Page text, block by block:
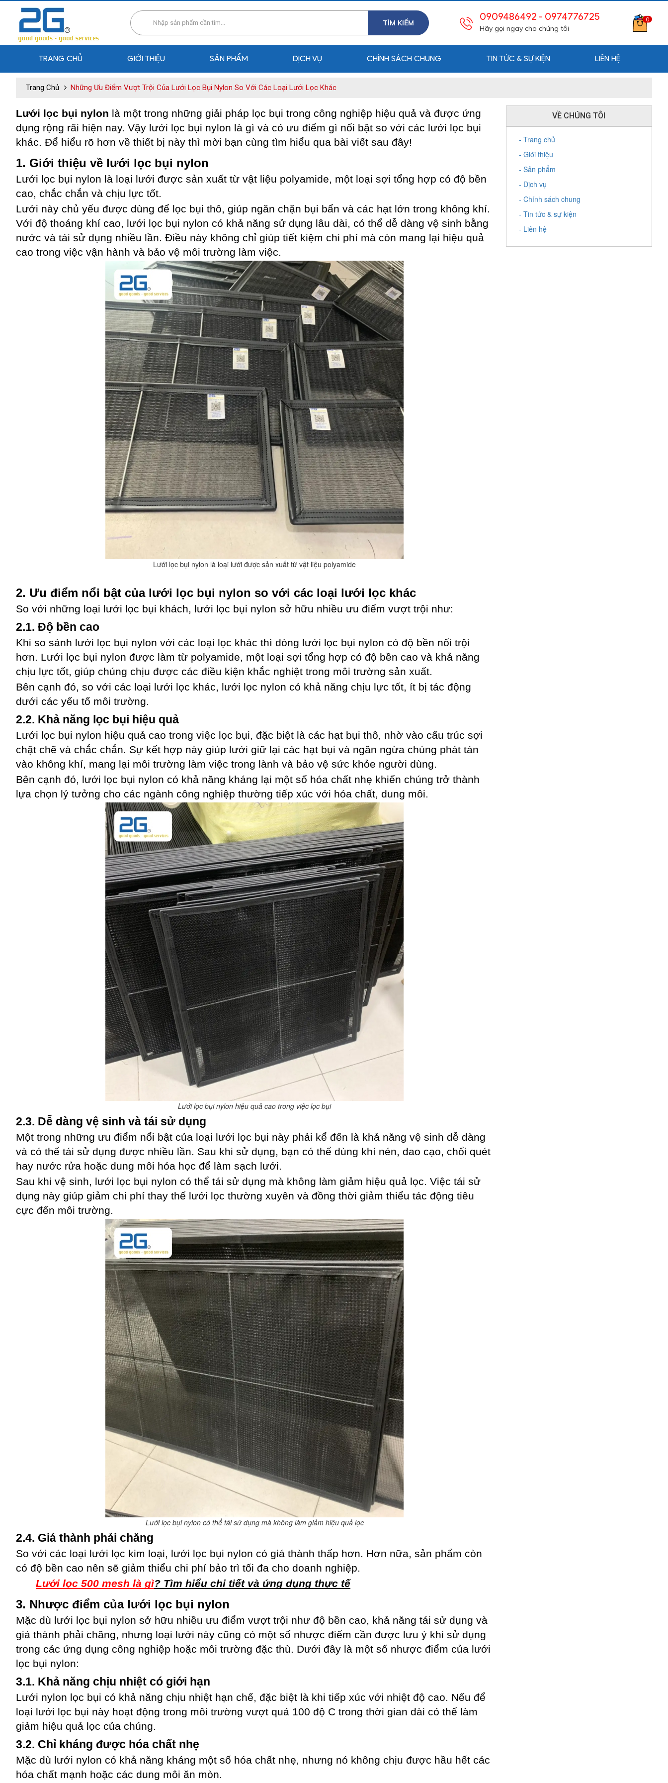
TÌM KIẾM
0909486492 - 0974776725
Hãy gọi ngay cho chúng tôi
0
TRANG CHỦ GIỚI THIỆU SẢN PHẨM DỊCH VỤ CHÍNH SÁCH CHUNG TIN TỨC & SỰ KIỆN LIÊN HỆ
Trang Chủ Những Ưu Điểm Vượt Trội Của Lưới Lọc Bụi Nylon So Với Các Loại Lưới Lọc Khác
Lưới lọc bụi nylon là một trong những giải pháp lọc bụi trong công nghiệp hiệu quả và được ứng
dụng rộng rãi hiện nay. Vậy lưới lọc bụi nylon là gì và có ưu điểm gì nổi bật so với các lưới lọc bụi
khác. Để hiểu rõ hơn về thiết bị này thì mời bạn cùng tìm hiểu qua bài viết sau đây!
1. Giới thiệu về lưới lọc bụi nylon
Lưới lọc bụi nylon là loại lưới được sản xuất từ vật liệu polyamide, một loại sợi tổng hợp có độ bền
cao, chắc chắn và chịu lực tốt.
Lưới này chủ yếu được dùng để lọc bụi thô, giúp ngăn chặn bụi bẩn và các hạt lớn trong không khí.
Với độ thoáng khí cao, lưới lọc bụi nylon có khả năng sử dụng lâu dài, có thể dễ dàng vệ sinh bằng
nước và tái sử dụng nhiều lần. Điều này không chỉ giúp tiết kiệm chi phí mà còn mang lại hiệu quả
cao trong việc vận hành và bảo vệ môi trường làm việc.
Lưới lọc bụi nylon là loại lưới được sản xuất từ vật liệu polyamide
2. Ưu điểm nổi bật của lưới lọc bụi nylon so với các loại lưới lọc khác
So với những loại lưới lọc bụi khách, lưới lọc bụi nylon sở hữu nhiều ưu điểm vượt trội như:
2.1. Độ bền cao
Khi so sánh lưới lọc bụi nylon với các loại lọc khác thì dòng lưới lọc bụi nylon có độ bền nổi trội
hơn. Lưới lọc bụi nylon được làm từ polyamide, một loại sợi tổng hợp có độ bền cao và khả năng
chịu lực tốt, giúp chúng chịu được các điều kiện khắc nghiệt trong môi trường sản xuất.
Bên cạnh đó, so với các loại lưới lọc khác, lưới lọc nylon có khả năng chịu lực tốt, ít bị tác động
dưới các yếu tố môi trường.
2.2. Khả năng lọc bụi hiệu quả
Lưới lọc bụi nylon hiệu quả cao trong việc lọc bụi, đặc biệt là các hạt bụi thô, nhờ vào cấu trúc sợi
chặt chẽ và chắc chắn. Sự kết hợp này giúp lưới giữ lại các hạt bụi và ngăn ngừa chúng phát tán
vào không khí, mang lại môi trường làm việc trong lành và bảo vệ sức khỏe người dùng.
Bên cạnh đó, lưới lọc bụi nylon có khả năng kháng lại một số hóa chất nhẹ khiến chúng trở thành
lựa chọn lý tưởng cho các ngành công nghiệp thường tiếp xúc với hóa chất, dung môi.
Lưới lọc bụi nylon hiệu quả cao trong việc lọc bụi
2.3. Dễ dàng vệ sinh và tái sử dụng
Một trong những ưu điểm nổi bật của loại lưới lọc bụi này phải kể đến là khả năng vệ sinh dễ dàng
và có thể tái sử dụng được nhiều lần. Sau khi sử dụng, bạn có thể dùng khí nén, dao cạo, chổi quét
hay nước rửa hoặc dung môi hóa học để làm sạch lưới.
Sau khi vệ sinh, lưới lọc bụi nylon có thể tái sử dụng mà không làm giảm hiệu quả lọc. Việc tái sử
dụng này giúp giảm chi phí thay thế lưới lọc thường xuyên và đồng thời giảm thiểu tác động tiêu
cực đến môi trường.
Lưới lọc bụi nylon có thể tái sử dụng mà không làm giảm hiệu quả lọc
2.4. Giá thành phải chăng
So với các loại lưới lọc kim loại, lưới lọc bụi nylon có giá thành thấp hơn. Hơn nữa, sản phẩm còn
có độ bền cao nên sẽ giảm thiểu chi phí bảo trì tối đa cho doanh nghiệp.
Lưới lọc 500 mesh là gì? Tìm hiểu chi tiết và ứng dụng thực tế
3. Nhược điểm của lưới lọc bụi nylon
Mặc dù lưới lọc bụi nylon sở hữu nhiều ưu điểm vượt trội như độ bền cao, khả năng tái sử dụng và
giá thành phải chăng, nhưng loại lưới này cũng có một số nhược điểm cần được lưu ý khi sử dụng
trong các ứng dụng công nghiệp hoặc môi trường đặc thù. Dưới đây là một số nhược điểm của lưới
lọc bụi nylon:
3.1. Khả năng chịu nhiệt có giới hạn
Lưới nylon lọc bụi có khả năng chịu nhiệt hạn chế, đặc biệt là khi tiếp xúc với nhiệt độ cao. Nếu để
loại lưới lọc bụi này hoạt động trong môi trường vượt quá 100 độ C trong thời gian dài có thể làm
giảm hiệu quả lọc của chúng.
3.2. Chỉ kháng được hóa chất nhẹ
Mặc dù lưới nylon có khả năng kháng một số hóa chất nhẹ, nhưng nó không chịu được hầu hết các
hóa chất mạnh hoặc các dung môi ăn mòn.
VỀ CHÚNG TÔI
- Trang chủ
- Giới thiệu
- Sản phẩm
- Dịch vụ
- Chính sách chung
- Tin tức & sự kiện
- Liên hệ